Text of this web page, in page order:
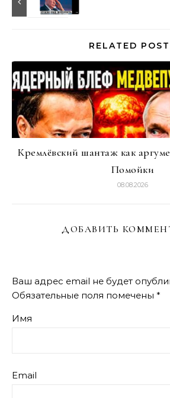
RELATED
Кремлёвский шантаж как
Помойки
08.08.2026
ДОБАВИТЬ
Ваш адрес email не будет
Обязательные поля помечены *
Имя
Email